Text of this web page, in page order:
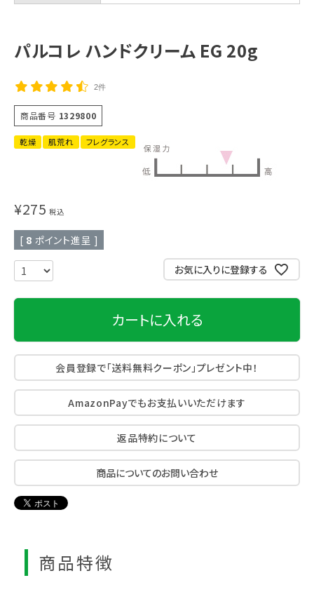
パルコレ ハンドクリーム EG 20g
2件
商品番号 1329800
乾燥 肌荒れ フレグランス
¥275 税込
[ 8 ポイント進呈 ]
お気に入りに登録する
カートに入れる
会員登録で「送料無料クーポン」プレゼント中！
AmazonPayでもお支払いいただけます
返品特約について
商品についてのお問い合わせ
商品特徴